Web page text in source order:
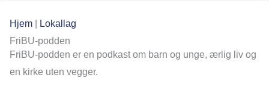
Hjem
Lokallag
FriBU-podden
FriBU-podden er en podkast om barn og unge, ærlig liv og
en kirke uten vegger.